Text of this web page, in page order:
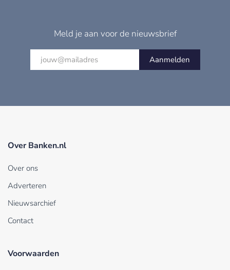
Meld je aan voor de nieuwsbrief
Aanmelden
Over Banken.nl
Over ons
Adverteren
Nieuwsarchief
Contact
Voorwaarden